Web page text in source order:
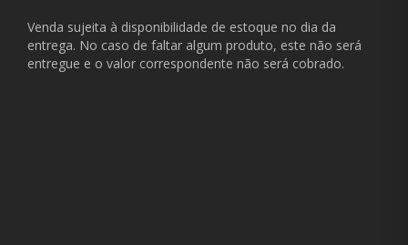
Venda sujeita à disponibilidade de estoque no dia da
entrega. No caso de faltar algum produto, este não será
entregue e o valor correspondente não será cobrado.